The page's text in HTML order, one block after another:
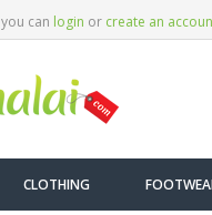
can login or create an
CLOTHING